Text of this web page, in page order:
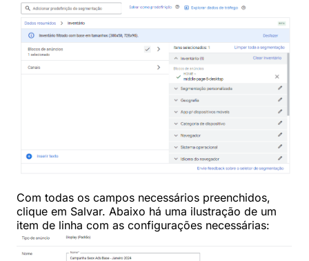
Com todas os campos necessários preenchidos,
clique em Salvar. Abaixo há uma ilustração de um
item de linha com as configurações necessárias: